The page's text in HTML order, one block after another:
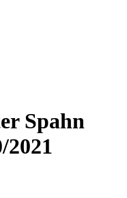
Spahn